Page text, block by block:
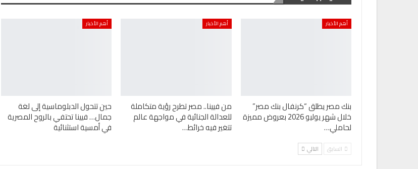
أهم الأخبار
بنك مصر يطلق “كرنفال بنك مصر”
خلال شهر يوليو 2026 بعروض مميزة
لحاملي…
أهم الأخبار
من فيينا.. مصر تطرح رؤية متكاملة
للعدالة الجنائية في مواجهة عالم
تتغير فيه خرائط…
أهم الأخبار
حين تتحول الدبلوماسية إلى لغة
جمال… فيينا تحتفي بالروح المصرية
في أمسية استثنائية
السابق التالي